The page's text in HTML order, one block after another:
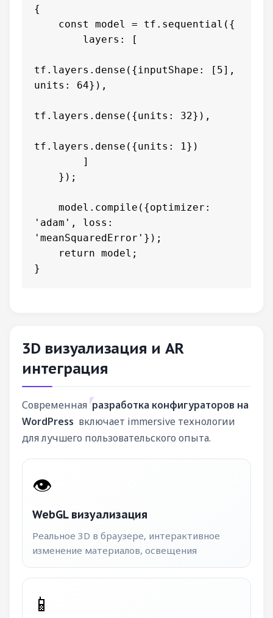
{
tf.layers.dense({inputShape: [5],
units: 64}),
tf.layers.dense({units: 32}),
tf.layers.dense({units: 1})
'adam', loss:
'meanSquaredError'});
}
3D визуализация и AR
интеграция
Современная разработка конфигураторов на
WordPress включает immersive технологии
для лучшего пользовательского опыта.
👁️
WebGL визуализация
Реальное 3D в браузере, интерактивное
изменение материалов, освещения
📱